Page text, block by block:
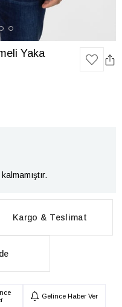
Yaka
Kargo & Teslimat
Gelince Haber Ver